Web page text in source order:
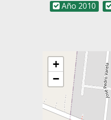
Año 2010
+
−